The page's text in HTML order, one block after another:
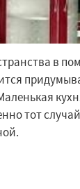
в
тот